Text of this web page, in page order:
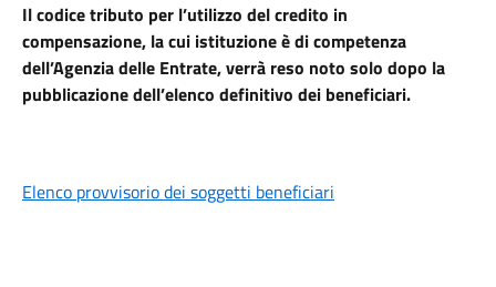
Il codice tributo per l’utilizzo del credito in
compensazione, la cui istituzione è di competenza
dell’Agenzia delle Entrate, verrà reso noto solo dopo la
pubblicazione dell’elenco definitivo dei beneficiari.
Elenco provvisorio dei soggetti beneficiari